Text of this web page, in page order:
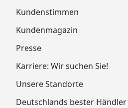
Kundenstimmen
Kundenmagazin
Presse
Karriere: Wir suchen Sie!
Unsere Standorte
Deutschlands bester Händler